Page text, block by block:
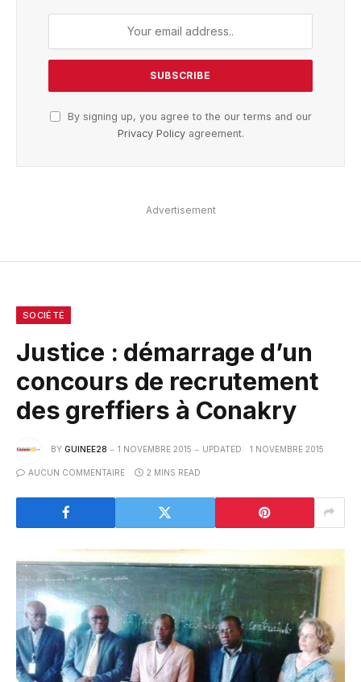
By signing up, you agree to the our terms and our
Privacy Policyagreement.
Advertisement
SOCIÉTÉ
Justice : démarrage d’un
concours de recrutement
des greffiers à Conakry
BY GUINEE28 1 NOVEMBRE 2015 UPDATED: 1 NOVEMBRE 2015
AUCUN COMMENTAIRE 2 MINS READ